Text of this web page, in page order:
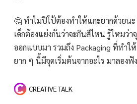
🤔 ทำไมปีโป้ต้องทำให้แกะยากด้วย
เด็กต้องแย่งกันว่าจะกินสีไหน รู้ไหมว่
ออกแบบมา รวมถึง Packaging ที่ทำให้
ยาก ๆ นี้มีจุดเริ่มต้นจากอะไร มาลองฟั
CREATIVE TALK